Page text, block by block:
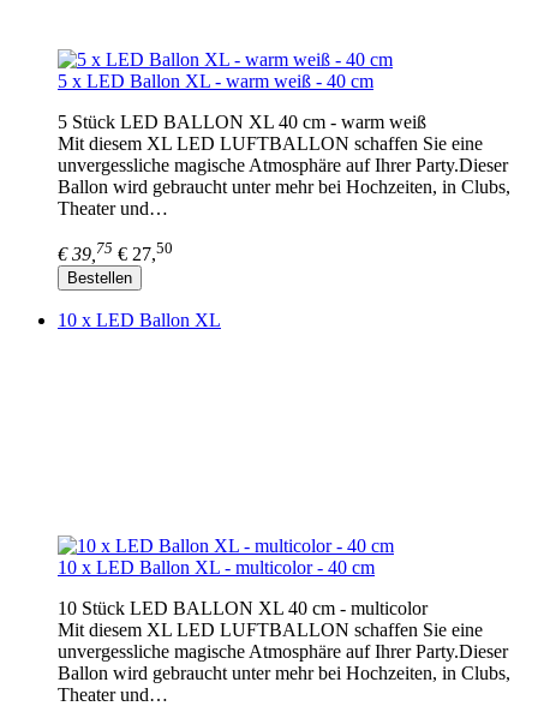
5 x LED Ballon XL - warm weiß - 40 cm
5 Stück LED BALLON XL 40 cm - warm weiß
Mit diesem XL LED LUFTBALLON schaffen Sie eine
unvergessliche magische Atmosphäre auf Ihrer Party.Dieser
Ballon wird gebraucht unter mehr bei Hochzeiten, in Clubs,
Theater und…
€ 39, 75 € 27,50
Bestellen
10 x LED Ballon XL
10 x LED Ballon XL - multicolor - 40 cm
10 Stück LED BALLON XL 40 cm - multicolor
Mit diesem XL LED LUFTBALLON schaffen Sie eine
unvergessliche magische Atmosphäre auf Ihrer Party.Dieser
Ballon wird gebraucht unter mehr bei Hochzeiten, in Clubs,
Theater und…